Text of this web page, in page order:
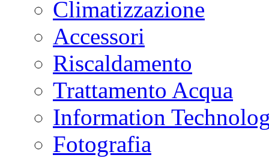
Climatizzazione
Accessori
Riscaldamento
Trattamento Acqua
Information
Fotografia